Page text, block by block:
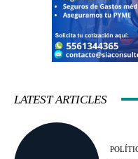
LATEST ARTICLES